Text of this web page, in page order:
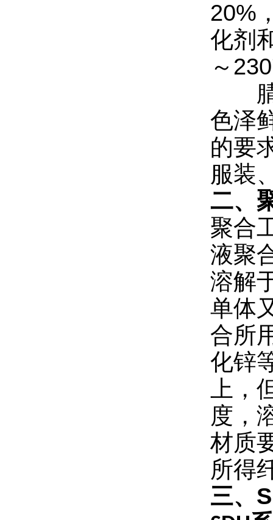
20%
化剂
～
腈
色泽
的要
服装
二、
聚合
液聚
溶解
单体
合所
化锌
上
度，
材质
所得
三、